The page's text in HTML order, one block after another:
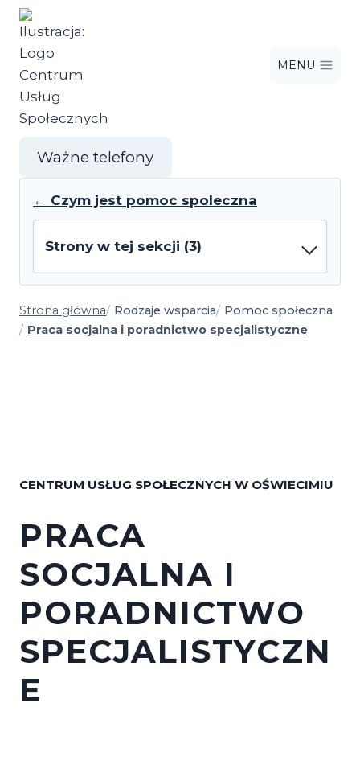
Przejdź
treści
MENU
Ważne telefony
← Czym jest pomoc spoleczna
Strony w tej sekcji (3)
Strona główna Rodzaje wsparcia
Pomoc społeczna
Praca socjalna i poradnictwo specjalistyczne
CENTRUM USŁUG SPOŁECZNYCH W OŚWIECIMIU
PRACA
SOCJALNA I
PORADNICTWO
SPECJALISTYCZN
E